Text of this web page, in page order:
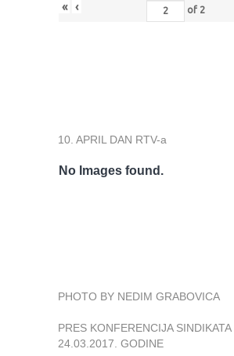
« ‹ of 2
10. APRIL DAN RTV-a
No Images found.
PHOTO BY NEDIM GRABOVICA
PRES KONFERENCIJA SINDIKATA
24.03.2017. GODINE